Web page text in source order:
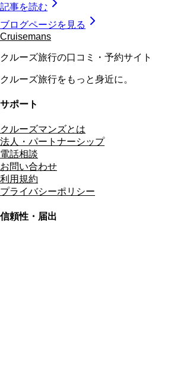
記事を読む
ブログページを見る
Cruisemans
クルーズ旅行の口コミ・予約サイト
クルーズ旅行をもっと身近に。
サポート
クルーズマンズとは
法人・パートナーシップ
電話相談
お問い合わせ
利用規約
プライバシーポリシー
信頼性・届出